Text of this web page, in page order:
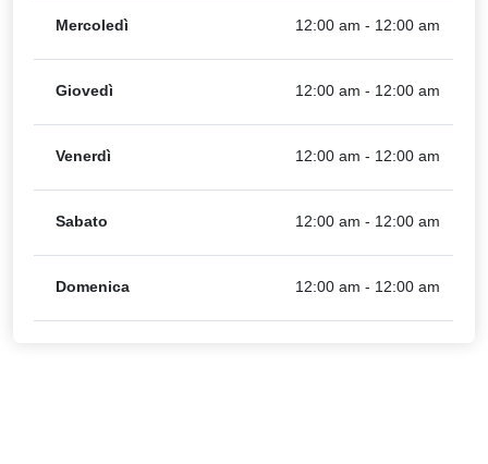
Mercoledì 12:00 am - 12:00 am
Giovedì 12:00 am - 12:00 am
Venerdì 12:00 am - 12:00 am
Sabato 12:00 am - 12:00 am
Domenica 12:00 am - 12:00 am